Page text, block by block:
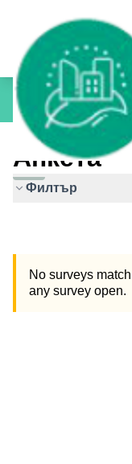
Анкета
Анкета
Филтър
No surveys
any survey open.